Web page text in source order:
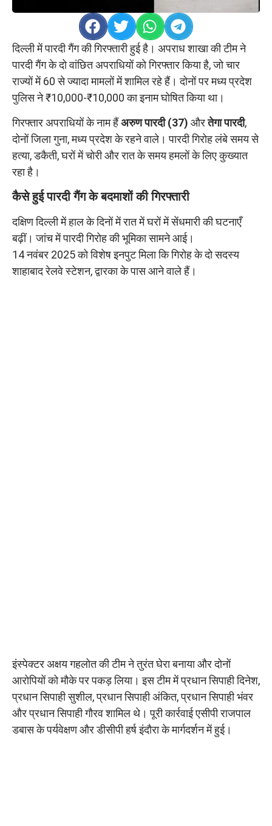
दिल्ली में पारदी गैंग की गिरफ्तारी हुई है। अपराध शाखा की टीम ने
पारदी गैंग के दो वांछित अपराधियों को गिरफ्तार किया है, जो चार
राज्यों में 60 से ज्यादा मामलों में शामिल रहे हैं। दोनों पर मध्य प्रदेश
पुलिस ने ₹10,000-₹10,000 का इनाम घोषित किया था।
गिरफ्तार अपराधियों के नाम हैंअरुण पारदी (37) औरतेगा पारदी,
दोनों जिला गुना, मध्य प्रदेश के रहने वाले। पारदी गिरोह लंबे समय से
हत्या, डकैती, घरों में चोरी और रात के समय हमलों के लिए कुख्यात
रहा है।
कैसे हुई पारदी गैंग के बदमाशों की गिरफ्तारी
दक्षिण दिल्ली में हाल के दिनों में रात में घरों में सेंधमारी की घटनाएँ
बढ़ीं। जांच में पारदी गिरोह की भूमिका सामने आई।
14 नवंबर 2025 को विशेष इनपुट मिला कि गिरोह के दो सदस्य
शाहाबाद रेलवे स्टेशन, द्वारका के पास आने वाले हैं।
इंस्पेक्टर अक्षय गहलोत की टीम ने तुरंत घेरा बनाया और दोनों
आरोपियों को मौके पर पकड़ लिया। इस टीम में प्रधान सिपाही दिनेश,
प्रधान सिपाही सुशील, प्रधान सिपाही अंकित, प्रधान सिपाही भंवर
और प्रधान सिपाही गौरव शामिल थे। पूरी कार्रवाई एसीपी राजपाल
डबास के पर्यवेक्षण और डीसीपी हर्ष इंदौरा के मार्गदर्शन में हुई।